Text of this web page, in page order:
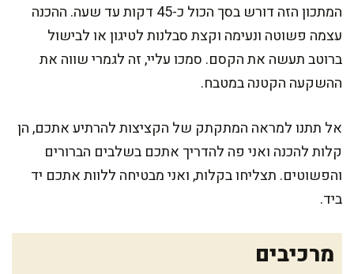
המתכון הזה דורש בסך הכול כ-45 דקות עד שעה. ההכנה
עצמה פשוטה ונעימה וקצת סבלנות לטיגון או לבישול
ברוטב תעשה את הקסם. סמכו עליי, זה לגמרי שווה את
ההשקעה הקטנה במטבח.
אל תתנו למראה המתקתק של הקציצות להרתיע אתכם, הן
קלות להכנה ואני פה להדריך אתכם בשלבים הברורים
והפשוטים. תצליחו בקלות, ואני מבטיחה ללוות אתכם יד
ביד.
מרכיבים